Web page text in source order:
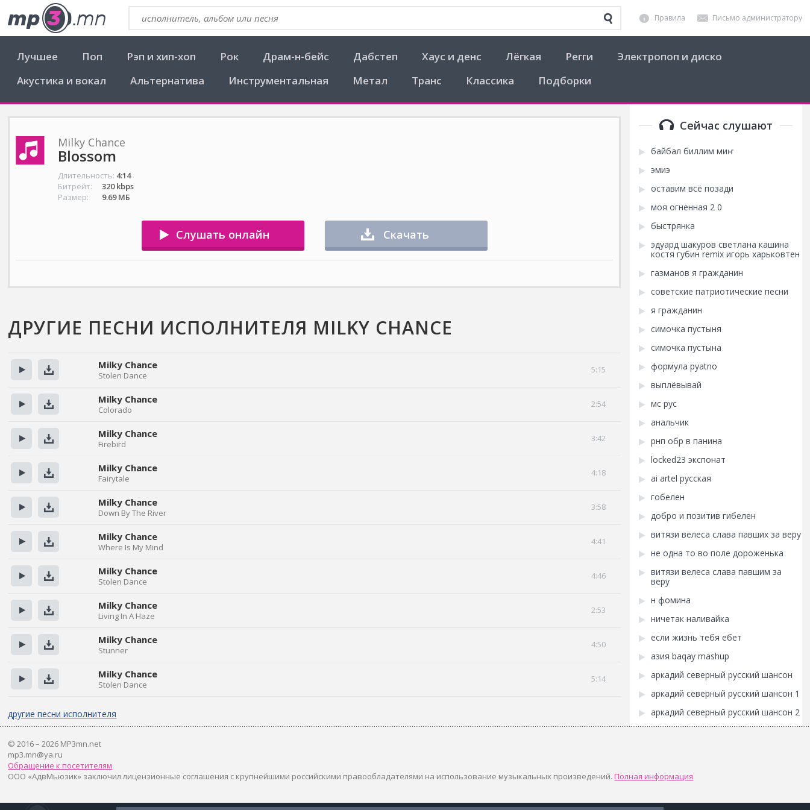
Правила Письмо администратору
Лучшее Поп Рэп и хип-хоп Рок Драм-н-бейс Дабстеп Хаус и денс Лёгкая Регги
Электропоп и диско
Акустика и вокал
Альтернатива Инструментальная Метал Транс Классика Подборки
Milky Chance
Blossom
Длительность: 4:14
Битрейт:
320 kbps
Размер:
9.69 МБ
Слушать онлайн Скачать
ДРУГИЕ ПЕСНИ ИСПОЛНИТЕЛЯ MILKY CHANCE
5:15
Milky Chance
Stolen Dance
2:54
Milky Chance
Colorado
3:42
Milky Chance
Firebird
4:18
Milky Chance
Fairytale
3:58
Milky Chance
Down By The River
4:41
Milky Chance
Where Is My Mind
4:46
Milky Chance
Stolen Dance
2:53
Milky Chance
Living In A Haze
4:50
Milky Chance
Stunner
5:14
Milky Chance
Stolen Dance
другие песни исполнителя
Сейчас слушают
байбал биллим миҥ
эмиэ
оставим всё позади
моя огненная 2 0
быстрянка
эдуард шакуров светлана кашина
костя губин remix игорь харьковтен
газманов я гражданин
советские патриотические песни
я гражданин
симочка пустыня
симочка пустына
формула pyatno
выплёвывай
мс рус
анальчик
рнп обр в панина
locked23 экспонат
ai artel русская
гобелен
добро и позитив гибелен
витязи велеса слава павших за веру
не одна то во поле дороженька
витязи велеса слава павшим за
веру
н фомина
ничетак наливайка
если жизнь тебя ебет
азия baqay mashup
аркадий северный русский шансон
аркадий северный русский шансон 1
аркадий северный русский шансон 2
© 2016 – 2026 MP3mn.net
mp3.mn@ya.ru
Обращение к посетителям
ООО «АдвМьюзик» заключил лицензионные соглашения с крупнейшими российскими правообладателями на использование музыкальных произведений.Полная информация